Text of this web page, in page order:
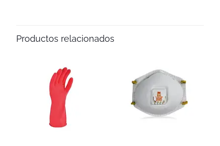
Productos relacionados